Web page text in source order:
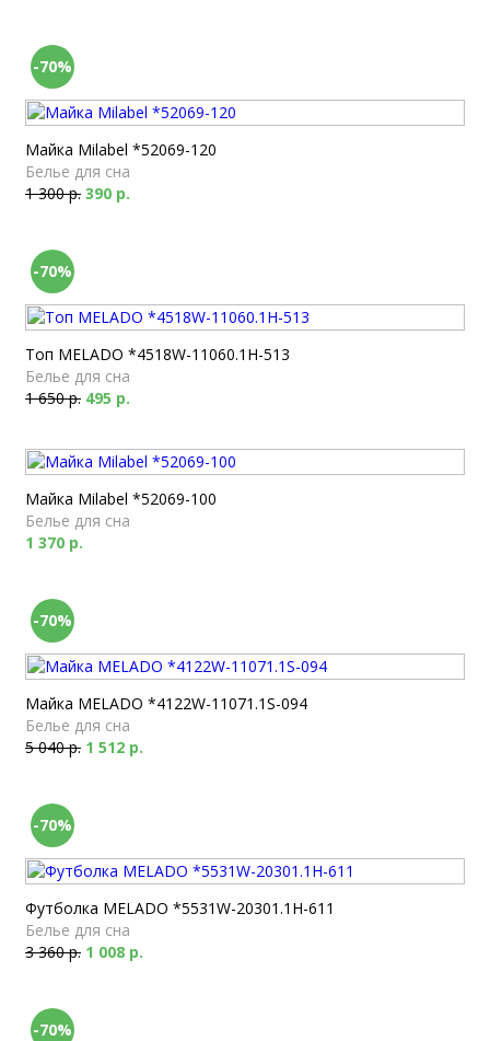
-70%
Майка Milabel *52069-120
Белье для сна
1 300 р. 390 р.
-70%
Топ MELADO *4518W-11060.1H-513
Белье для сна
1 650 р. 495 р.
Майка Milabel *52069-100
Белье для сна
1 370 р.
-70%
Майка MELADO *4122W-11071.1S-094
Белье для сна
5 040 р. 1 512 р.
-70%
Футболка MELADO *5531W-20301.1H-611
Белье для сна
3 360 р. 1 008 р.
-70%